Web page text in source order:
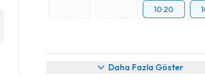
10:20
Daha Fazla Göster